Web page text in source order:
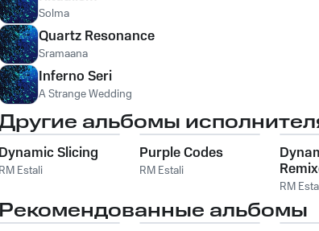
Solma
Quartz Resonance
Sramaana
Inferno Seri
A Strange Wedding
альбомы
Dynamic Slicing
RM Estali
Purple Codes
RM Estali
RM
Рекомендованные альбомы